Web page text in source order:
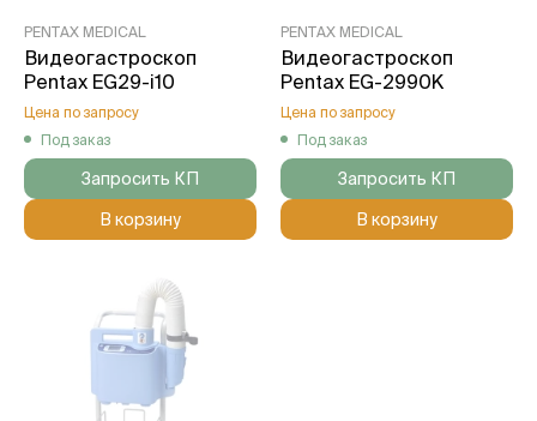
PENTAX MEDICAL
Видеогастроскоп
Pentax EG29-i10
Цена по запросу
Под заказ
Запросить КП
В корзину
PENTAX MEDICAL
Видеогастроскоп
Pentax EG-2990K
Цена по запросу
Под заказ
Запросить КП
В корзину